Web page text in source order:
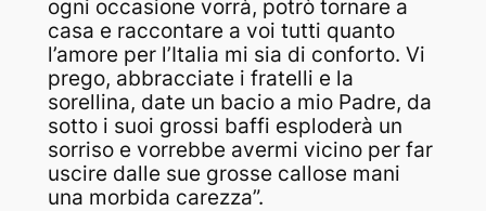
ogni occasione vorrà, potrò tornare a
casa e raccontare a voi tutti quanto
l’amore per l’Italia mi sia di conforto. Vi
prego, abbracciate i fratelli e la
sorellina, date un bacio a mio Padre, da
sotto i suoi grossi baffi esploderà un
sorriso e vorrebbe avermi vicino per far
uscire dalle sue grosse callose mani
una morbida carezza”.